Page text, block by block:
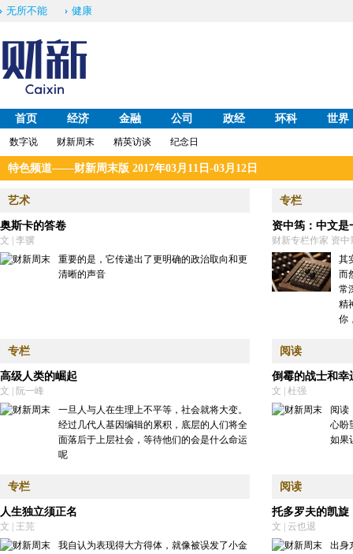
无所不能 健康
首页 经济 金融 公司 政经 环科 世界
数字说 财新周末 精英访谈 纪念日
特色频道——财新周末版 2017年03月11日-03月12日
艺术
奥斯卡的答卷
文 | 李骥
重要的是，它传递出了更明确的政治取向和更
清晰的声音
专栏
资中筠：中文是
财新专栏作家 资中
其
而
常
精
你
专栏
高级人类的崛起
文 | 阮一峰
一旦人与人在生理上不平等，社会就将大变。
经过几代人基因编辑的累积，底层的人们将全
面落后于上层社会，等待他们的会是什么命运
呢
阅读
倒霉的战士和幸
文 | 杜强
阅读
心盼
如果
专栏
人生独立须正名
文 | 王芫
我自认为表现得大方得体，就像被误发了小金
阅读
托多罗夫的凯旋
文 | 云也退
出身